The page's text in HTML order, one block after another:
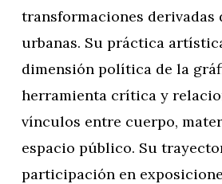
transformaciones derivadas
urbanas. Su práctica
dimensión política de la
herramienta crítica y
vínculos entre cuerpo,
espacio público. Su
participación en